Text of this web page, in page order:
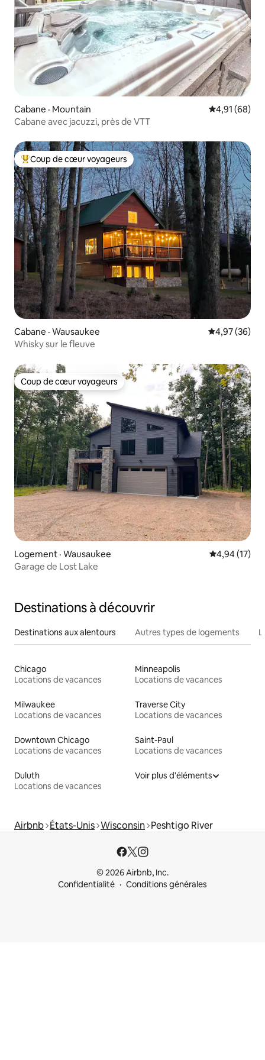
Cabane · Mountain Note
4,91 (68)
Cabane avec jacuzzi, près de VTT
Coup de cœur voyageurs parmi les plus aimés
Coup de cœur voyageurs
Cabane · Wausaukee Note
4,97 (36)
Whisky sur le fleuve
Coup de cœur voyageurs
Coup de cœur voyageurs
Logement · Wausaukee Note
4,94 (17)
Garage de Lost Lake
Destinations à découvrir
Destinations aux alentours Autres types de logements
Chicago
Locations de vacances
Minneapolis
Locations de vacances
Milwaukee
Locations de vacances
Traverse City
Locations de vacances
Downtown Chicago
Locations de vacances
Saint-Paul
Locations de vacances
Duluth
Locations de vacances
Voir plus d'éléments
Airbnb États-Unis Wisconsin Peshtigo River
© 2026 Airbnb, Inc.
Confidentialité
Conditions générales